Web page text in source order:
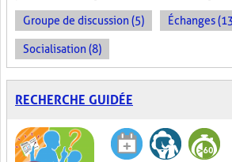
Groupe de discussion (5) Échanges
Socialisation (8)
RECHERCHE GUIDÉE